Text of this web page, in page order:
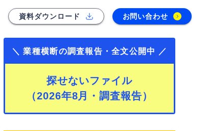
資料ダウンロード お問い合わせ
＼ 業種横断の調査報告・全文公開中 ／
探せないファイル
（2026年8月・調査報告）